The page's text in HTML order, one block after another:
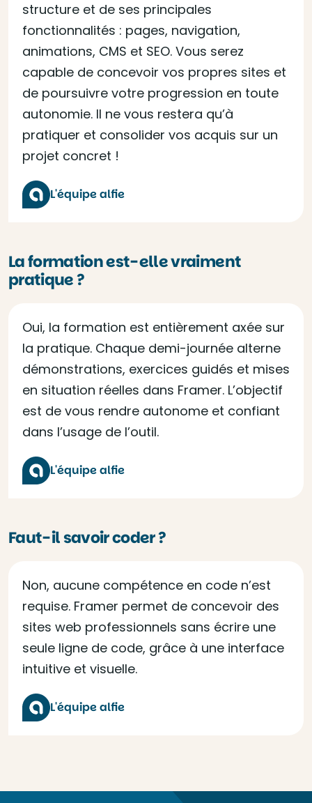
structure et de ses principales
fonctionnalités : pages, navigation,
animations, CMS et SEO. Vous serez
capable de concevoir vos propres sites et
de poursuivre votre progression en toute
autonomie. Il ne vous restera qu’à
pratiquer et consolider vos acquis sur un
projet concret !
L'équipe alfie
La formation est-elle vraiment
pratique ?
Oui, la formation est entièrement axée sur
la pratique. Chaque demi-journée alterne
démonstrations, exercices guidés et mises
en situation réelles dans Framer. L’objectif
est de vous rendre autonome et confiant
dans l’usage de l’outil.
L'équipe alfie
Faut-il savoir coder ?
Non, aucune compétence en code n’est
requise. Framer permet de concevoir des
sites web professionnels sans écrire une
seule ligne de code, grâce à une interface
intuitive et visuelle.
L'équipe alfie